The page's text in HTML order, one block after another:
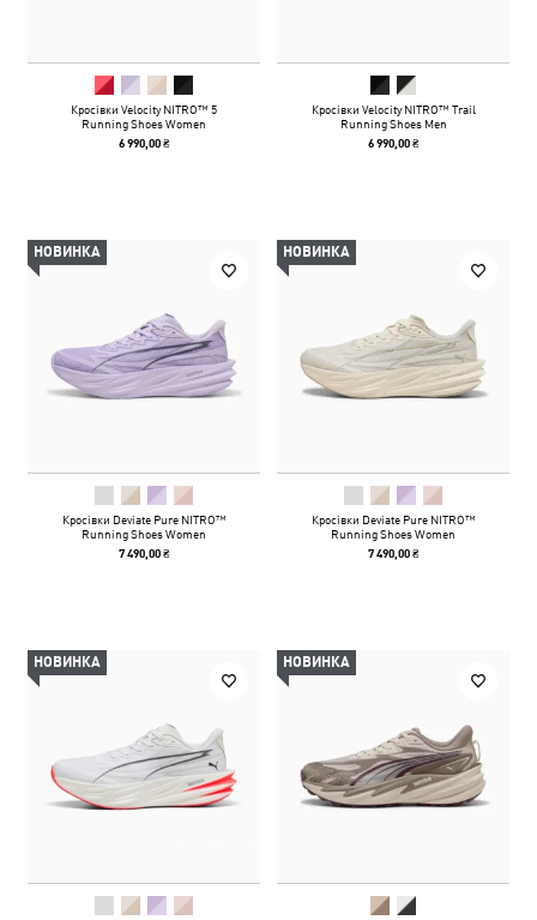
Кросівки Velocity NITRO™ 5
Running Shoes Women
6 990,00 ₴
Кросівки Velocity NITRO™ Trail
Running Shoes Men
6 990,00 ₴
НОВИНКА
Кросівки Deviate Pure NITRO™
Running Shoes Women
7 490,00 ₴
НОВИНКА
Кросівки Deviate Pure NITRO™
Running Shoes Women
7 490,00 ₴
НОВИНКА НОВИНКА